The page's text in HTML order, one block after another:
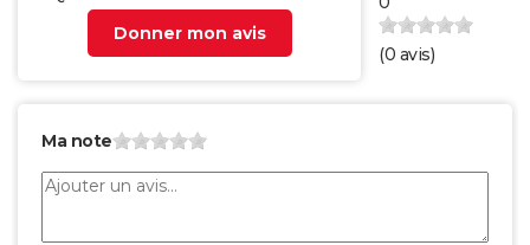
Donner mon avis
(0 avis)
Ma note